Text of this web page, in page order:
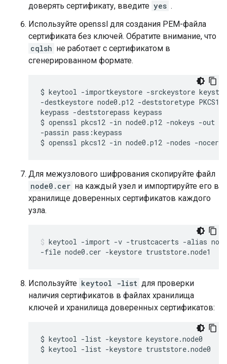
доверять сертификату, введите yes .
Используйте openssl для создания PEM-файла
сертификата без ключей. Обратите внимание, что
cqlsh не работает с сертификатом в
сгенерированном формате.
$ keytool -importkeystore -srckeystore
-destkeystore node0.p12 -deststoretype
keypass -deststorepass keypass
$ openssl pkcs12 -in node0.p12 -nokeys -out
-passin pass:keypass
$ openssl pkcs12 -in node0.p12 -nodes -
Для межузлового шифрования скопируйте файл
node0.cer на каждый узел и импортируйте его в
хранилище доверенных сертификатов каждого
узла.
keytool -import -v -trustcacerts -alias
-file node0.cer -keystore truststore.node1
Используйте keytool -list для проверки
наличия сертификатов в файлах хранилища
ключей и хранилища доверенных сертификатов:
$ keytool -list -keystore keystore.node0
$ keytool -list -keystore truststore.node0